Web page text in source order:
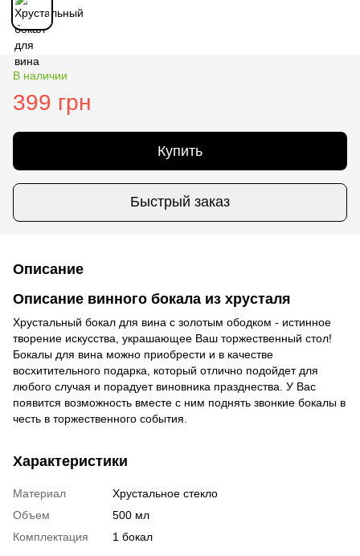
В наличии
399 грн
Купить
Быстрый заказ
Описание
Описание винного бокала из хрусталя
Хрустальный бокал для вина с золотым ободком - истинное
творение искусства, украшающее Ваш торжественный стол!
Бокалы для вина можно приобрести и в качестве
восхитительного подарка, который отлично подойдет для
любого случая и порадует виновника празднества. У Вас
появится возможность вместе с ним поднять звонкие бокалы в
честь в торжественного события.
Характеристики
Материал
Хрустальное стекло
Объем
500 мл
Комплектация
1 бокал